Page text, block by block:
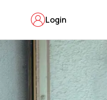
Login